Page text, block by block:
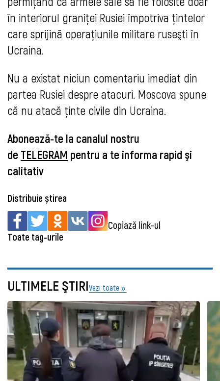
în interiorul graniţei Rusiei împotriva ţintelor
care sprijină operaţiunile militare ruseşti în
Ucraina.
Nu a existat niciun comentariu imediat din
partea Rusiei despre atacuri. Moscova spune
că nu atacă ţinte civile din Ucraina.
Abonează-te la canalul nostru
de TELEGRAM pentru a te informa rapid şi
calitativ
Distribuie știrea
Copiază link-ul
Toate tag-urile
ULTIMELE ŞTIRIVezi toate